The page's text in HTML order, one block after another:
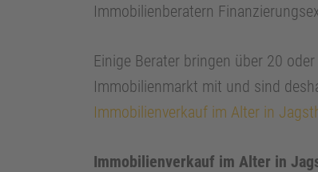
Immobilienberatern
Einige Berater bringen über 20
Immobilienmarkt mit und sind
Immobilienverkauf im Alter in
Immobilienverkauf im Alter in